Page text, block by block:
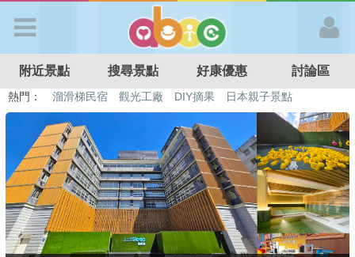
APP登入
首 頁
搜尋景點
好康優惠
附近景點 搜尋景點 好康優惠 討論區
熱門： 溜滑梯民宿 觀光工廠 DIY摘果
日本親子景點
特色遊戲場
親子住房優惠 台北親子餐廳 溫泉泡湯SPA